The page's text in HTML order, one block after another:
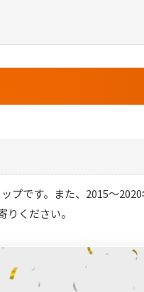
です。また、2015〜
ください。